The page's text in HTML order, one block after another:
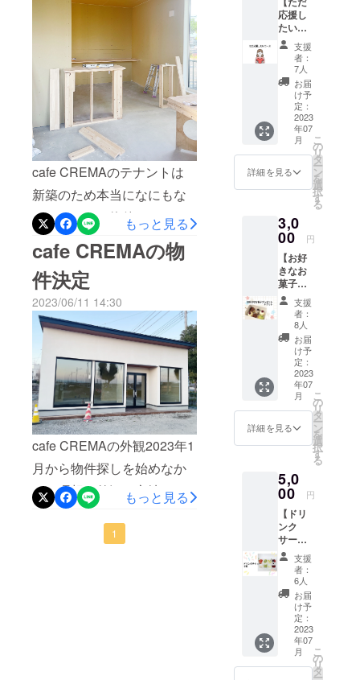
いた際はぜひ周りの壁にも
注目してください︎☺︎（あん
まりよく見ないでください
ね笑）さあここからは床を
敷いてインテリアたちを迎
え入れるぞ～～⚐⚑
YouTubeの見様見真似で…
パテが乾くと思ったより線
がでてしまったり厚塗りす
ぎたり、試行錯誤しながら
塗りました。 家族みんな無
言で作業に没頭しました(笑)
一通りパテが塗れたら次は
ヤスリがけをします。表面
を平にすることと石膏ボー
ドとパテの段差、境目をぼ
かすようなイメージです。
DIYが得意な美容師さんに電
動サンダーを借りて（神）
全体を大まかにやすりま
す。その後は傷が目立つと
ころを追いパテして、手で
やすっての繰り返し。とに
かく細かい粉が舞うので全
身真っ白になりながら約2週
間でここまで完成しまし
た！！beforeafter（補修前）
素人なのでやっぱり粗が目
情は増し増しでこれはこれ
cafe CREMAのテナントは
新築のため本当になにもな
いスケルトン物件でした。4
月下旬に内装工事が始まり
キッチンとの仕切り壁、レ
ジカウンター、ドリンクカ
ウンターが着々と完成しま
した！配置や形、色など私
の理想のお店により近づく
ように作っていただきまし
た！噂には聞いてましたが
スケルトンは内装費が高
額……なんとか費用を抑え
られないかとホールの壁は
自分たちで塗ることに！笑
パテ塗りも壁塗りもしたこ
とないけどYouTubeで職人
もっと見る
cafe CREMAの物
件決定
2023/06/11 14:30
cafe CREMAの外観2023年1
月から物件探しを始めなか
なか理想の外観、立地、値
段が揃うテナントが見つか
らないなか…2月の初めに伊
もっと見る
1
応援し
たい！
コー
ス】 返
礼品な
しで応
援した
い！と
いう天
使のよ
うな気
持ちを
持った
方へ…
ご支
にあり
がとう
ござい
ます。
支援
者：
7人
お届
け予
定：
2023
年07
月
詳細を見る
こ
の
リ
タ
ー
ン
を
選
択
す
る
3,0
00 円
【お好
きなお
菓子を
プレゼ
ント】
開店後
にご来
店いた
だいた
際、店
内のお
好きな
お菓子
２点と
交換し
ます。
にほん
の気持
ちです
がお礼
をさせ
てくだ
さい。
チケッ
トとし
てハガ
キを郵
送にて
送らせ
ていた
だきま
す。
支援
者：
8人
お届
け予
定：
2023
年07
月
詳細を見る
こ
の
リ
タ
ー
ン
を
選
択
す
る
5,0
00 円
【ドリ
ンク
サービ
スチ
ケット
５枚】
開店
後、ご
来店い
ただい
た際に
お好き
なドリ
支援
者：
6人
お届
け予
定：
2023
年07
月
こ
の
リ
タ